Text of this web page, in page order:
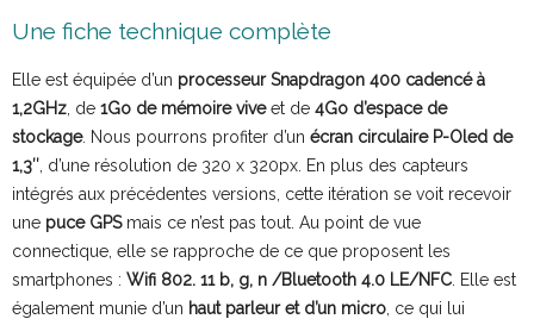
Une fiche technique complète
Elle est équipée d’un processeur Snapdragon 400 cadencé à
1,2GHz, de 1Go de mémoire viveet de 4Go d’espace de
stockage. Nous pourrons profiter d’un écran circulaire P-Oled de
1,3″, d’une résolution de 320 x 320px. En plus des capteurs
intégrés aux précédentes versions, cette itération se voit recevoir
une puce GPSmais ce n’est pas tout. Au point de vue
connectique, elle se rapproche de ce que proposent les
smartphones : Wifi 802. 11 b, g, n /Bluetooth 4.0 LE/NFC. Elle est
également munie d’un haut parleur et d’un micro, ce qui lui